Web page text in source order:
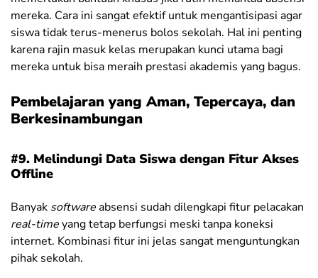
mereka. Cara ini sangat efektif untuk mengantisipasi agar
siswa tidak terus-menerus bolos sekolah. Hal ini penting
karena rajin masuk kelas merupakan kunci utama bagi
mereka untuk bisa meraih prestasi akademis yang bagus.
Pembelajaran yang Aman, Tepercaya, dan
Berkesinambungan
#9. Melindungi Data Siswa dengan Fitur Akses
Offline
Banyak softwareabsensi sudah dilengkapi fitur pelacakan
real-timeyang tetap berfungsi meski tanpa koneksi
internet. Kombinasi fitur ini jelas sangat menguntungkan
pihak sekolah.